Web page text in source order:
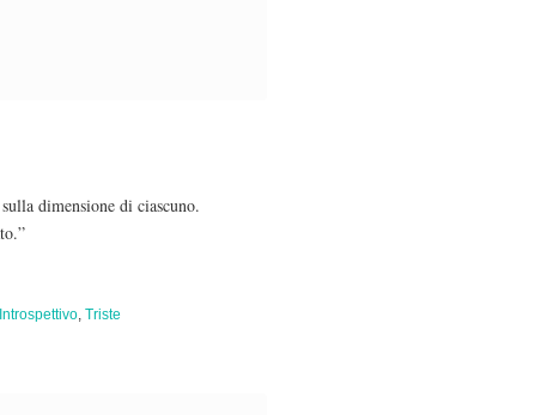
dimensione di ciascuno.
Introspettivo, Triste